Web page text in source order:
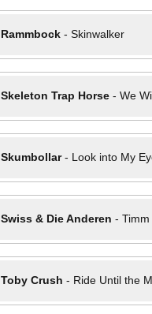
Rammbock- Skinwalker
Skeleton Trap Horse- We
Skumbollar- Look into My
Swiss & Die Anderen -
Toby Crush - Ride Until the